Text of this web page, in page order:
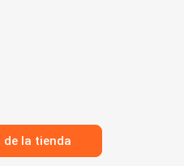
la tienda